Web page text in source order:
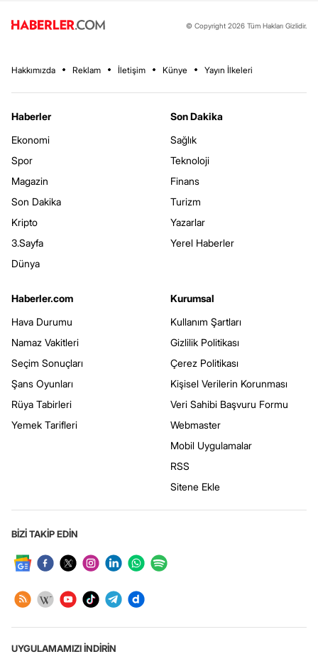
© Copyright 2026 Tüm Hakları Gizlidir.
Hakkımızda Reklam İletişim Künye Yayın İlkeleri
Haberler
Ekonomi
Spor
Magazin
Son Dakika
Kripto
3.Sayfa
Dünya
Son Dakika
Sağlık
Teknoloji
Finans
Turizm
Yazarlar
Yerel Haberler
Haberler.com
Hava Durumu
Namaz Vakitleri
Seçim Sonuçları
Şans Oyunları
Rüya Tabirleri
Yemek Tarifleri
Kurumsal
Kullanım Şartları
Gizlilik Politikası
Çerez Politikası
Kişisel Verilerin Korunması
Veri Sahibi Başvuru Formu
Webmaster
Mobil Uygulamalar
RSS
Sitene Ekle
BİZİ TAKİP EDİN
UYGULAMAMIZI İNDİRİN